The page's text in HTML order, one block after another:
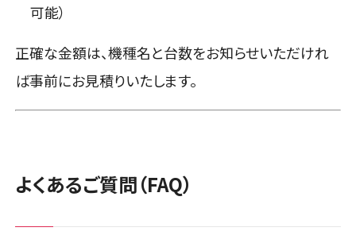
可能）
正確な金額は、機種名と台数をお知らせいただけれ
ば事前にお見積りいたします。
よくあるご質問（FAQ）